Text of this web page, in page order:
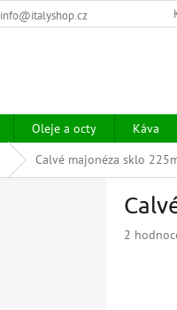
info@italyshop.cz
Oleje a octy Káva
Calvé majonéza sklo
Průměrné
2